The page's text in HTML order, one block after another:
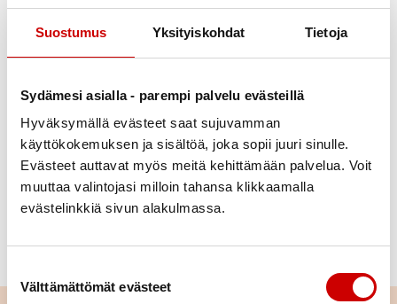
Suostumus Yksityiskohdat Tietoja
Sydämesi asialla - parempi palvelu evästeillä
Hyväksymällä evästeet saat sujuvamman
käyttökokemuksen ja sisältöä, joka sopii juuri sinulle.
Evästeet auttavat myös meitä kehittämään palvelua. Voit
muuttaa valintojasi milloin tahansa klikkaamalla
evästelinkkiä sivun alakulmassa.
Välttämättömät evästeet
Julkaistu 21.12.2023
Jaa WhatsappJaa Facebook
Jaa TwitterJaa Linkedin
Jaa EmailJaa Print
kaikille !